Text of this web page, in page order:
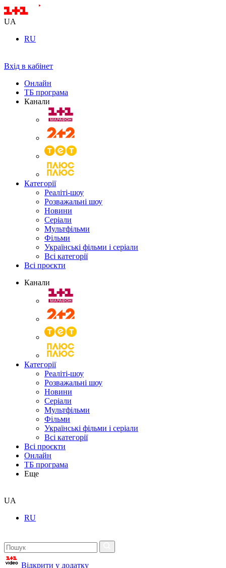
UA
RU
Вхід в кабінет
Онлайн
ТБ програма
Канали
Категорії
Реаліті-шоу
Розважальні шоу
Новини
Серіали
Мультфільми
Фільми
Українські фільми і серіали
Всі категорії
Всі проєкти
Канали
Категорії
Реаліті-шоу
Розважальні шоу
Новини
Серіали
Мультфільми
Фільми
Українські фільми і серіали
Всі категорії
Всі проєкти
Онлайн
ТБ програма
Еще
UA
RU
Відкрити у додатку